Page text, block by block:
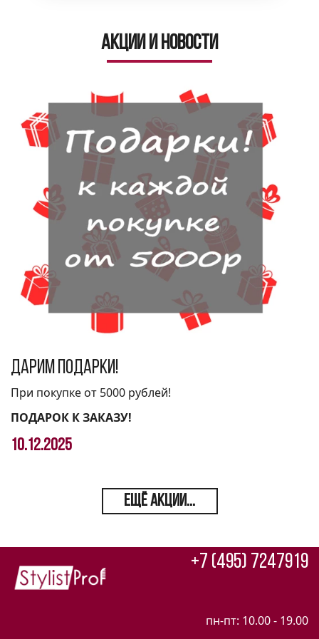
Акции и новости
Дарим подарки!
При покупке от 5000 рублей!
ПОДАРОК К ЗАКАЗУ!
10.12.2025
ЕЩЁ АКЦИИ...
+7 (495) 7247919
пн-пт: 10.00 - 19.00